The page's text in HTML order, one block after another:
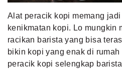
Alat peracik kopi memang
kenikmatan kopi. Lo mungkin
racikan barista yang bisa
bikin kopi yang enak di
peracik kopi selengkap